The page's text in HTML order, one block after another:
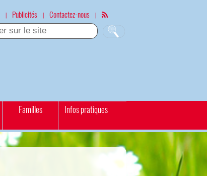
| Publicités | Contactez-nous |
Familles Infos pratiques